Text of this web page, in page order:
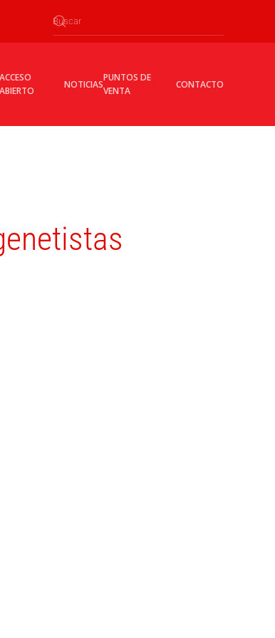
ACCESO
ABIERTO
NOTICIAS
PUNTOS DE
VENTA
CONTACTO